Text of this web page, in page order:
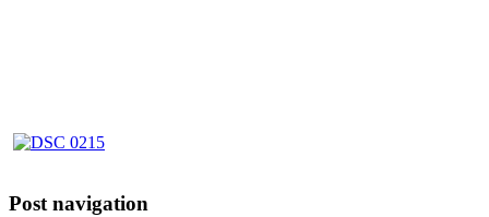
Post navigation